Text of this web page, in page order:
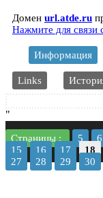
Домен url.atde.ru
Нажмите для связи
Информация
Links
"
Страницы : 5 6
15
16 17 18
27
28 29 30